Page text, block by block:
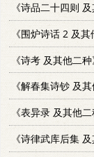
《诗品二十四则 及
《围炉诗话 2 及其
《诗考 及其他二种
《解春集诗钞 及其
《表异录 及其他二
《诗律武库后集 及